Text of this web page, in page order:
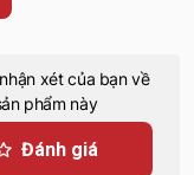
xét của bạn về
phẩm này
Đánh giá